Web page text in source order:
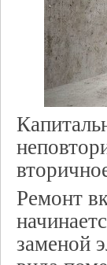
Ремонт
заменой